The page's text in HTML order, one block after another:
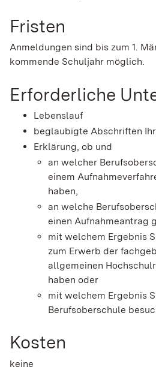
Fristen
Anmeldungen sind bis zum 1.
kommende Schuljahr möglich.
Erforderliche
Lebenslauf
beglaubigte Abschriften
Erklärung, ob und
an welcher
einem
haben,
an welche
einen Aufnahmeantrag
mit welchem Ergebnis
zum Erwerb der
allgemeinen
haben oder
mit welchem Ergebnis
Berufsoberschule
Kosten
keine